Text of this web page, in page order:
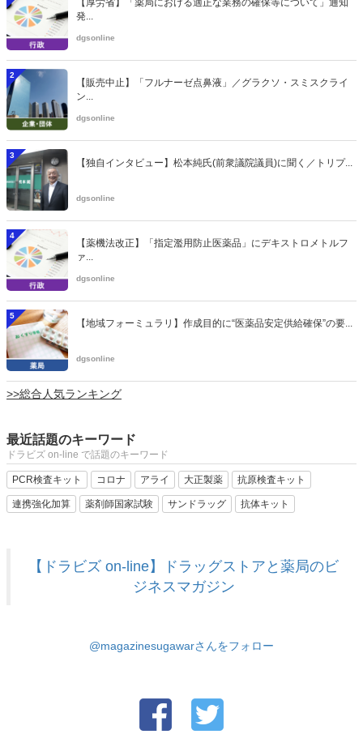
発...
dgsonline
2
【販売中止】「フルナーゼ点鼻液」／グラクソ・スミスクライ
ン...
dgsonline
3
【独自インタビュー】松本純氏(前衆議院議員)に聞く／トリプ...
dgsonline
4
【薬機法改正】「指定濫用防止医薬品」にデキストロメトルフ
ァ...
dgsonline
5
【地域フォーミュラリ】作成目的に“医薬品安定供給確保”の要...
dgsonline
>>総合人気ランキング
最近話題のキーワード
ドラビズ on-line で話題のキーワード
PCR検査キット コロナ アライ 大正製薬 抗原検査キット
連携強化加算 薬剤師国家試験 サンドラッグ 抗体キット
【ドラビズ on-line】ドラッグストアと薬局のビ
ジネスマガジン
@magazinesugawarさんをフォロー